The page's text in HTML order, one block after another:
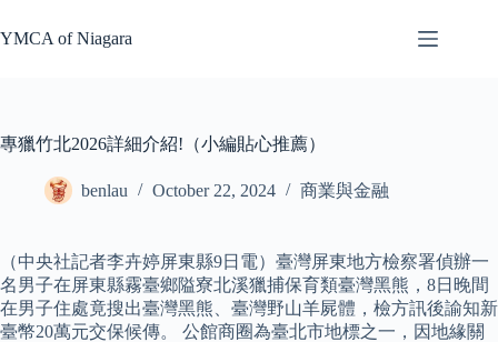
to
content
YMCA of Niagara
專獵竹北2026詳細介紹!（小編貼心推薦）
benlau October 22, 2024 商業與金融
（中央社記者李卉婷屏東縣9日電）臺灣屏東地方檢察署偵辦一
名男子在屏東縣霧臺鄉隘寮北溪獵捕保育類臺灣黑熊，8日晚間
在男子住處竟搜出臺灣黑熊、臺灣野山羊屍體，檢方訊後諭知新
臺幣20萬元交保候傳。 公館商圈為臺北市地標之一，因地緣關